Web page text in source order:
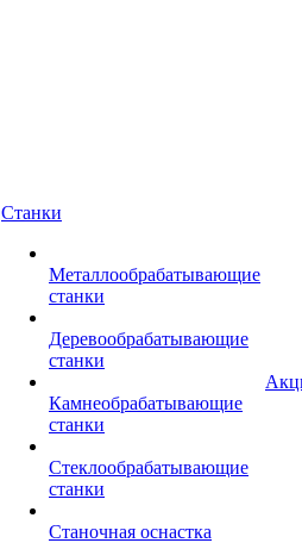
Станки
Металлообрабатывающие
станки
Деревообрабатывающие
станки
Камнеобрабатывающие
станки
Стеклообрабатывающие
станки
Станочная оснастка